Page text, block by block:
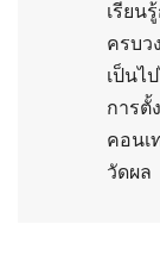
เรียน
ครบว
เป็นไ
การตั้
คอนเ
วัดผล